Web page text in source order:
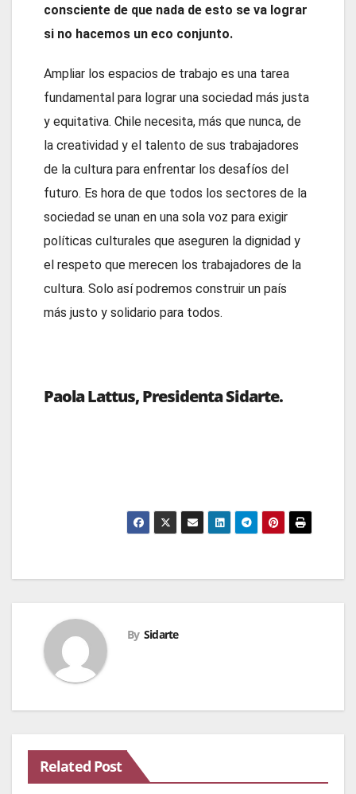
consciente de que nada de esto se va lograr
si no hacemos un eco conjunto.
Ampliar los espacios de trabajo es una tarea
fundamental para lograr una sociedad más justa
y equitativa. Chile necesita, más que nunca, de
la creatividad y el talento de sus trabajadores
de la cultura para enfrentar los desafíos del
futuro. Es hora de que todos los sectores de la
sociedad se unan en una sola voz para exigir
políticas culturales que aseguren la dignidad y
el respeto que merecen los trabajadores de la
cultura. Solo así podremos construir un país
más justo y solidario para todos.
Paola Lattus, Presidenta Sidarte.
By Sidarte
Related Post